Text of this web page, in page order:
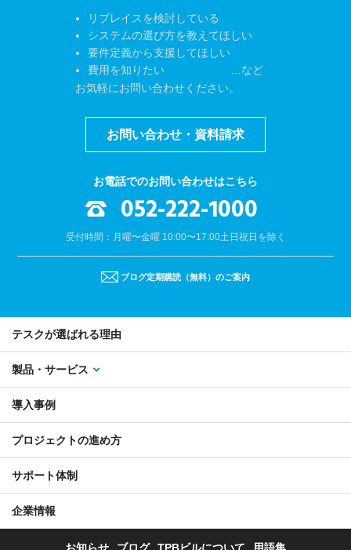
リプレイスを検討している
システムの選び方を教えてほしい
要件定義から支援してほしい
費用を知りたい …など
お気軽にお問い合わせください。
お問い合わせ・資料請求
お電話でのお問い合わせはこちら
052-222-1000
受付時間：月曜〜金曜 10:00〜17:00土日祝日を除く
ブログ定期購読（無料）のご案内
テスクが選ばれる理由
製品・サービス
導入事例
プロジェクトの進め方
サポート体制
企業情報